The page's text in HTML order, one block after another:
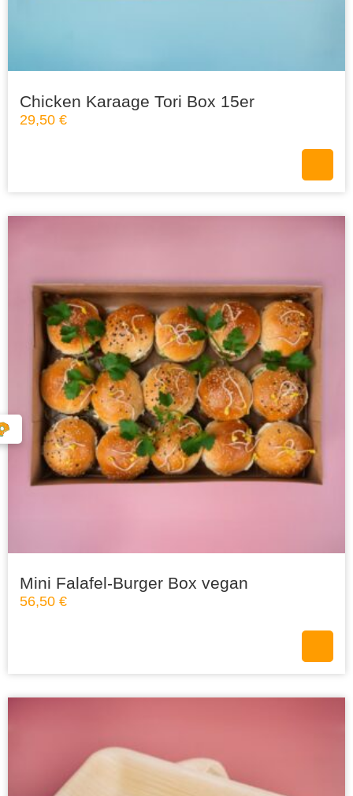
Chicken Karaage Tori Box 15er
29,50 €
Mini Falafel-Burger Box vegan
56,50 €